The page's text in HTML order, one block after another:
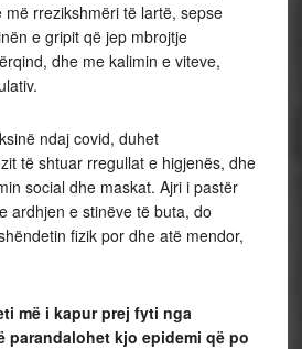
rrezikshmëri të lartë, sepse
e gripit që jep mbrojtje
dhe me kalimin e viteve,
ndaj covid, duhet
të shtuar rregullat e higjenës, dhe
social dhe maskat. Ajri i pastër
ardhjen e stinëve të buta, do
fizik por dhe atë mendor,
mëi kapur prej fyti nga
parandalohet kjo epidemi që po